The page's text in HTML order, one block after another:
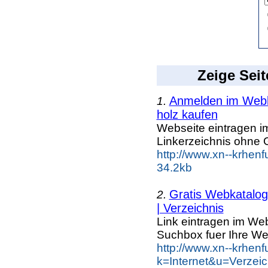
Zeige
1. Anmelden im
holz kaufen
Webseite eintragen
Linkerzeichnis ohne
http://www.xn--
34.2kb
2. Gratis
| Verzeichnis
Link eintragen im
Suchbox fuer Ihre
http://www.xn--